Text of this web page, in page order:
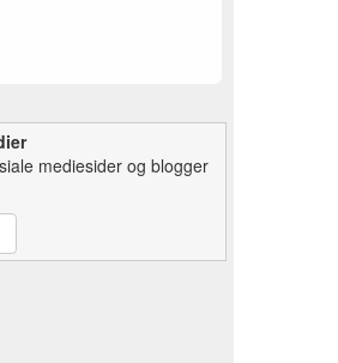
mediesider og blogger